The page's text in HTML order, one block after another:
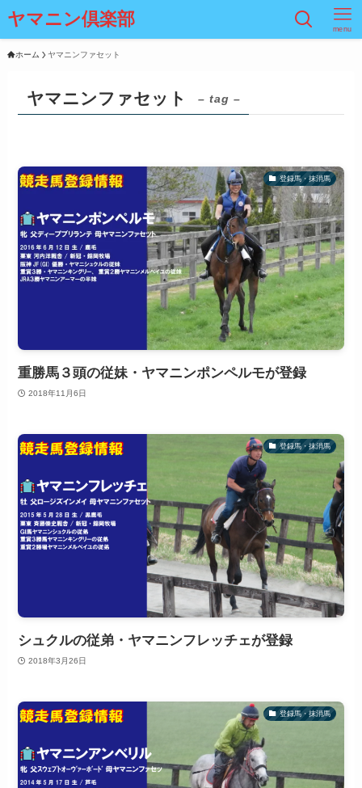
ヤマニン倶楽部 menu
ホーム ヤマニンファセット
ヤマニンファセット – tag –
登録馬・抹消馬
重勝馬３頭の従妹・ヤマニンポンペルモが登録
2018年11月6日
登録馬・抹消馬
シュクルの従弟・ヤマニンフレッチェが登録
2018年3月26日
登録馬・抹消馬